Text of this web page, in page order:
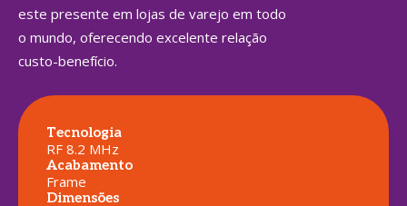
este presente em lojas de varejo em todo
o mundo, oferecendo excelente relação
custo-benefício.
Tecnologia
RF 8.2 MHz
Acabamento
Frame
Dimensões